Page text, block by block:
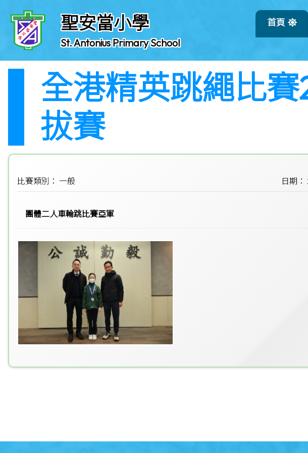
聖安當小學
St. Antonius Primary School
首頁
全港精英跳繩比
拔賽
比賽類別： 一般 日期
團體二人車輪跳比賽亞軍